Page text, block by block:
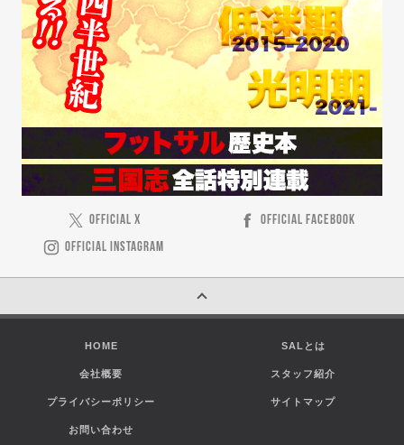
OFFICIAL X
OFFICIAL FACEBOOK
OFFICIAL INSTAGRAM
HOME SALとは
会社概要 スタッフ紹介
プライバシーポリシー サイトマップ
お問い合わせ